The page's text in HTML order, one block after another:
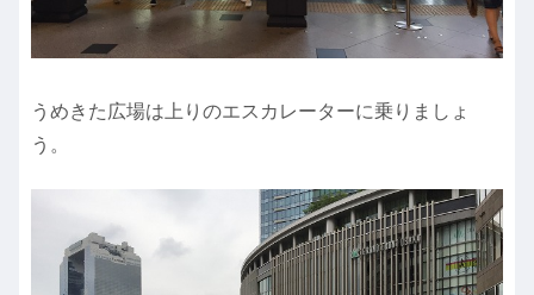
うめきた広場は上りのエスカレーターに乗りましょ
う。